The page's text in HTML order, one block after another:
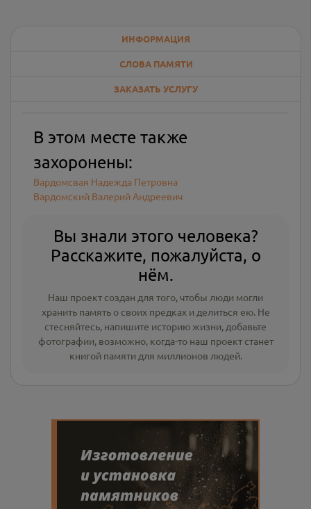
ИНФОРМАЦИЯ
СЛОВА ПАМЯТИ
ЗАКАЗАТЬ УСЛУГУ
В этом месте также
захоронены:
Вардомсвая Надежда Петровна
Вардомский Валерий Андреевич
Вы знали этого человека?
Расскажите, пожалуйста, о
нём.
Наш проект создан для того, чтобы люди могли
хранить память о своих предках и делиться ею. Не
стесняйтесь, напишите историю жизни, добавьте
фотографии, возможно, когда-то наш проект станет
книгой памяти для миллионов людей.